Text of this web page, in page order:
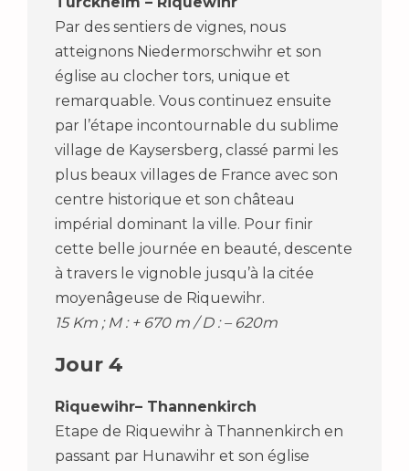
Par des sentiers de vignes, nous
atteignons Niedermorschwihr et son
église au clocher tors, unique et
remarquable. Vous continuez ensuite
par l’étape incontournable du sublime
village de Kaysersberg, classé parmi les
plus beaux villages de France avec son
centre historique et son château
impérial dominant la ville. Pour finir
cette belle journée en beauté, descente
à travers le vignoble jusqu’à la citée
moyenâgeuse de Riquewihr.
15 Km ; M : + 670 m / D : – 620m
Jour 4
Riquewihr– Thannenkirch
Etape de Riquewihr à Thannenkirch en
passant par Hunawihr et son église